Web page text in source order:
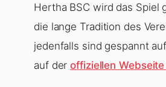
Hertha BSC wird das
die lange Tradition des
jedenfalls sind gespannt
auf deroffiziellen